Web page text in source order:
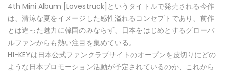
4th Mini Album [Lovestruck]というタイトルで発売される今作
は、清涼な夏をイメージした感性溢れるコンセプトであり、前作
とは違った魅力に韓国のみならず、日本をはじめとするグローバ
ルファンからも熱い注目を集めている。
H1-KEYは日本公式ファンクラブサイトのオープンを皮切りにどの
ような日本プロモーション活動が予定されているのか、これから